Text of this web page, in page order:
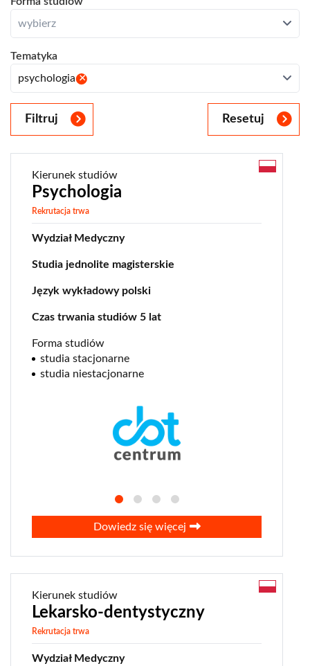
Studia podyplomowe
Studia MBA/MPA
angielski
Zamknij
wybierz
studia stacjonarne
studia niestacjonarne
Otwórz
Tematyka
Zamknij
psychologia
[dwa dyplomy]
stomatologia
medycyna
psychologia
prawo
administracja
analityka biznesowa
analityka ryzyka
bankowość
cyberbezpieczeństwo
ekonomia
prawa człowieka
seo / sem
ślad węglowy
sport
stosunki międzynarodowe
Filtruj Resetuj
Kierunek studiów
Psychologia
Rekrutacja trwa
Wydział Medyczny
Studia jednolite magisterskie
Język wykładowy polski
Czas trwania studiów 5 lat
Forma studiów
studia stacjonarne
studia niestacjonarne
Dowiedz się więcej
Kierunek studiów
Lekarsko-dentystyczny
Rekrutacja trwa
Wydział Medyczny